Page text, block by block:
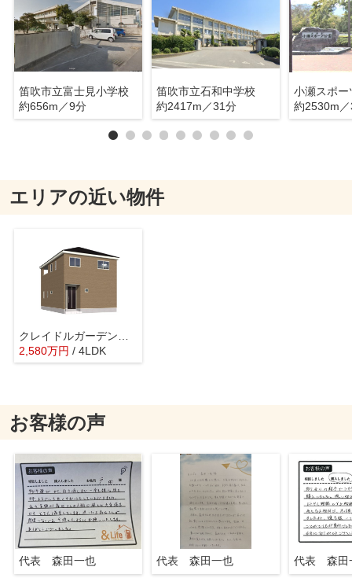
笛吹市立富士見小学校
約656m／9分
笛吹市立石和中学校
約2417m／31分
小瀬スポー
約2530m
エリアの近い物件
2,580万円 / 4LDK
お客様の声
代表 森田一也 代表 森田一也 代表 森田